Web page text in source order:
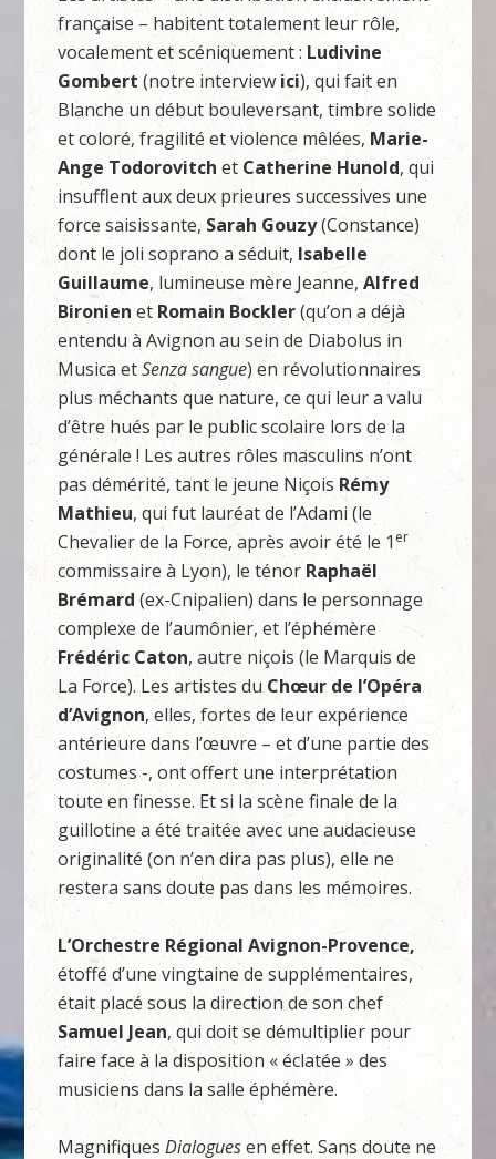
française – habitent totalement leur rôle,
vocalement et scéniquement : Ludivine
Gombert(notre interview ici), qui fait en
Blanche un début bouleversant, timbre solide
et coloré, fragilité et violence mêlées, Marie-
Ange Todorovitch et Catherine Hunold, qui
insufflent aux deux prieures successives une
force saisissante, Sarah Gouzy(Constance)
dont le joli soprano a séduit, Isabelle
Guillaume, lumineuse mère Jeanne,Alfred
Bironien et Romain Bockler(qu’on a déjà
entendu à Avignon au sein de Diabolus in
Musica etSenza sangue) en révolutionnaires
plus méchants que nature, ce qui leur a valu
d’être hués par le public scolaire lors de la
générale ! Les autres rôles masculins n’ont
pas démérité, tant le jeune Niçois Rémy
Mathieu, qui fut lauréat de l’Adami (le
Chevalier de la Force, après avoir été le 1 er
commissaire à Lyon), le ténor Raphaël
Brémard (ex-Cnipalien) dans le personnage
complexe de l’aumônier, et l’éphémère
Frédéric Caton, autre niçois (le Marquis de
La Force). Les artistes du Chœur de l’Opéra
d’Avignon, elles, fortes de leur expérience
antérieure dans l’œuvre – et d’une partie des
costumes -, ont offert une interprétation
toute en finesse. Et si la scène finale de la
guillotine a été traitée avec une audacieuse
originalité (on n’en dira pas plus), elle ne
restera sans doute pas dans les mémoires.
L’Orchestre Régional Avignon-Provence,
étoffé d’une vingtaine de supplémentaires,
était placé sous la direction de son chef
Samuel Jean, qui doit se démultiplier pour
faire face à la disposition « éclatée » des
musiciens dans la salle éphémère.
MagnifiquesDialoguesen effet. Sans doute ne